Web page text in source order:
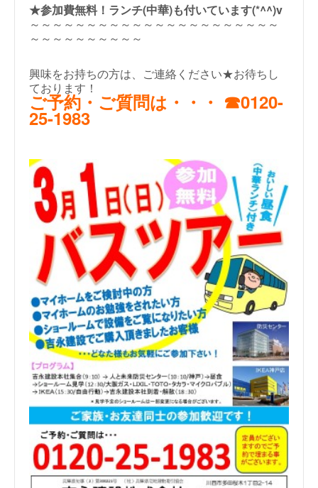
★参加費無料！ランチ(中華)も付いています(*^^)v
～～～～～～～～～～～～～～～～～～～～～～
～～～～～～～～～～
興味をお持ちの方は、ご連絡ください★お待ちし
ております！
ご予約・ご質問は・・・ ☎0120-
25-1983